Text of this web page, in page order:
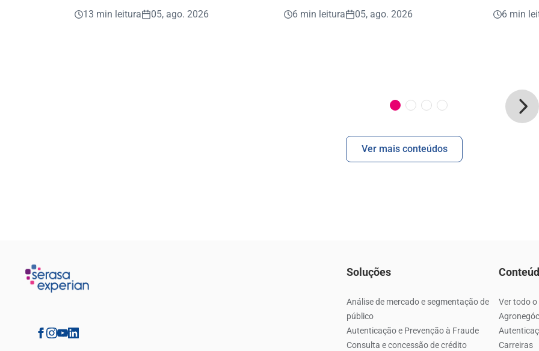
13 min leitura
05, ago. 2026
6 min leitura
05, ago. 2026
6 min
Ver mais conteúdos
Soluções
Análise de mercado e segmentação de
público
Autenticação e Prevenção à Fraude
Consulta e concessão de crédito
Ver todo
Carreiras